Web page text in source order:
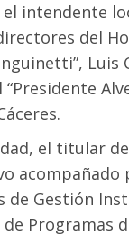
intendente
del
Luis
el titular
acompañado
de Gestión
Programas